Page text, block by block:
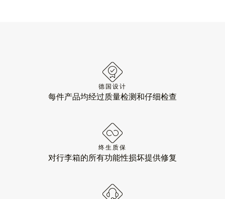
德国设计
每件产品均经过质量检测和仔细检查
终生质保
对行李箱的所有功能性损坏提供修复